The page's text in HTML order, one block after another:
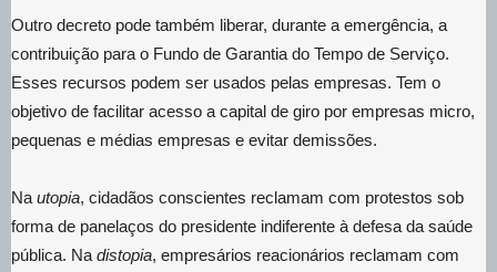
Outro decreto pode também liberar, durante a emergência, a
contribuição para o Fundo de Garantia do Tempo de Serviço.
Esses recursos podem ser usados pelas empresas. Tem o
objetivo de facilitar acesso a capital de giro por empresas micro,
pequenas e médias empresas e evitar demissões.
Na utopia, cidadãos conscientes reclamam com protestos sob
forma de panelaços do presidente indiferente à defesa da saúde
pública. Na distopia, empresários reacionários reclamam com